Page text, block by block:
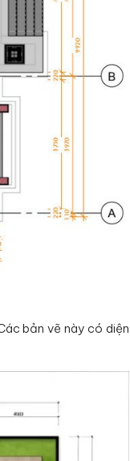
bản vẽ này có diện